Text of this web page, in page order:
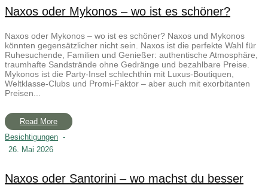
Naxos oder Mykonos – wo ist es schöner?
Naxos oder Mykonos – wo ist es schöner? Naxos und Mykonos
könnten gegensätzlicher nicht sein. Naxos ist die perfekte Wahl für
Ruhesuchende, Familien und Genießer: authentische Atmosphäre,
traumhafte Sandstrände ohne Gedränge und bezahlbare Preise.
Mykonos ist die Party-Insel schlechthin mit Luxus-Boutiquen,
Weltklasse-Clubs und Promi-Faktor – aber auch mit exorbitanten
Preisen...
Read More
Besichtigungen -
26. Mai 2026
Naxos oder Santorini – wo machst du besser